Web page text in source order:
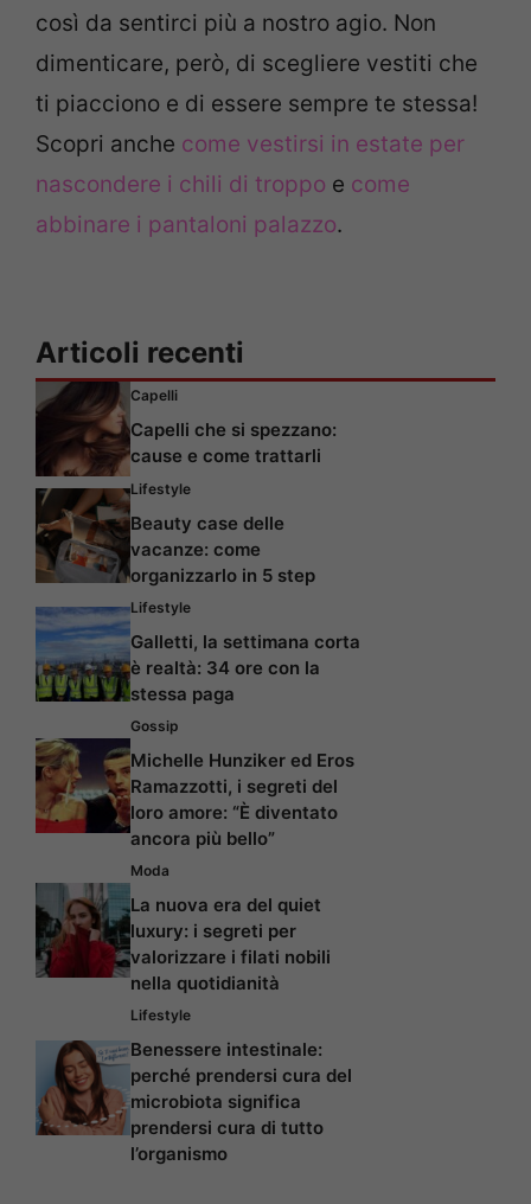
così da sentirci più a nostro agio. Non
dimenticare, però, di scegliere vestiti che
ti piacciono e di essere sempre te stessa!
Scopri anche come vestirsi in estate per
nascondere i chili di troppo e come
abbinare i pantaloni palazzo.
Articoli recenti
Capelli
Capelli che si spezzano:
cause e come trattarli
Lifestyle
Beauty case delle
vacanze: come
organizzarlo in 5 step
Lifestyle
Galletti, la settimana corta
è realtà: 34 ore con la
stessa paga
Gossip
Michelle Hunziker ed Eros
Ramazzotti, i segreti del
loro amore: “È diventato
ancora più bello”
Moda
La nuova era del quiet
luxury: i segreti per
valorizzare i filati nobili
nella quotidianità
Lifestyle
Benessere intestinale:
perché prendersi cura del
microbiota significa
prendersi cura di tutto
l’organismo